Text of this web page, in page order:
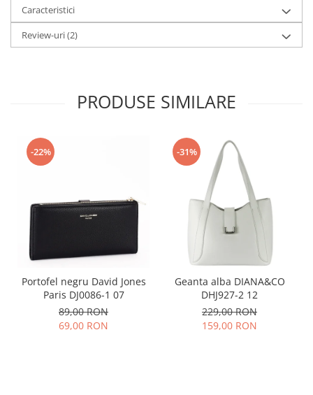
Caracteristici
Review-uri(2)
PRODUSE SIMILARE
-22%
Portofel negru David Jones
Paris DJ0086-1 07
89,00 RON
69,00 RON
-31%
Geanta alba DIANA&CO
DHJ927-2 12
229,00 RON
159,00 RON